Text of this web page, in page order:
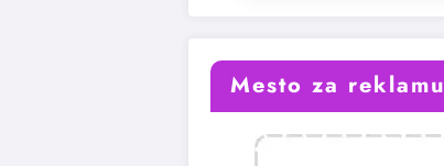
Mesto za reklamu